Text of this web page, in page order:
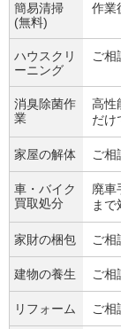
簡易清掃
(無料)
作業
ハウスクリ
ーニング
ご相
消臭除菌作
業
高性
だけ
家屋の解体 ご相
車・バイク
買取処分
廃車
まで
家財の梱包 ご相
建物の養生 ご相
リフォーム ご相